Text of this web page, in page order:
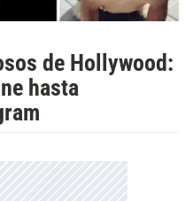
de Hollywood:
hasta